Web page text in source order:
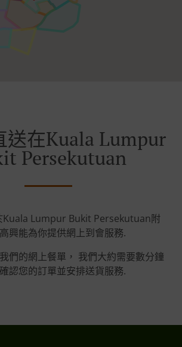
送在Kuala Lumpur
Persekutuan
Kuala Lumpur Bukit Persekutuan附
興能為你提供網上到會服務.
們的網上餐單， 我們大約需要數分鐘
認您的訂單並安排送貨服務.